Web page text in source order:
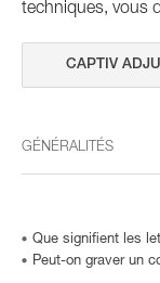
techniques, vous
GÉNÉRALITÉS
Que signifient les
Peut-on graver un